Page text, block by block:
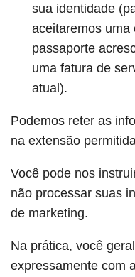
sua identidade
aceitaremos uma
passaporte
uma fatura de
atual).
Podemos reter as
na extensão
Você pode nos
não processar suas
de marketing.
Na prática, você
expressamente com